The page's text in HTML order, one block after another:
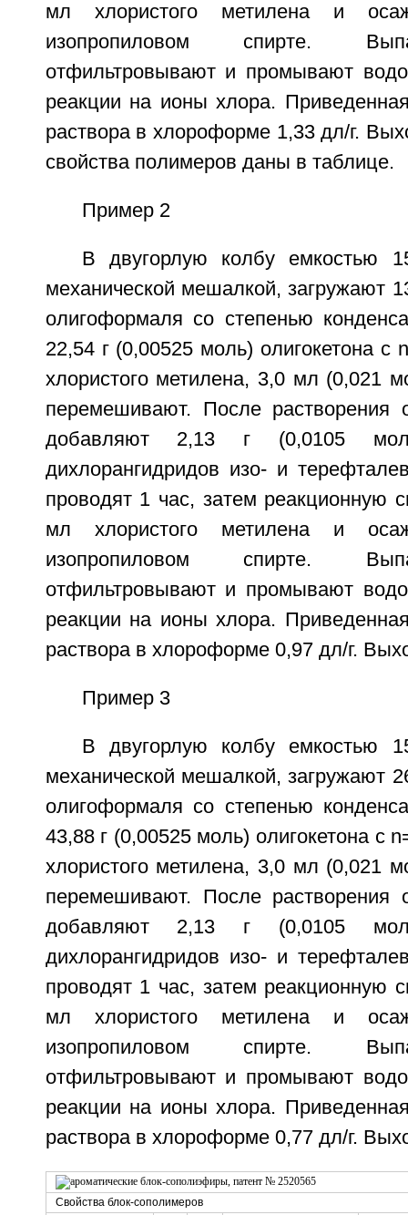
мл хлористого метилена и
изопропиловом спирте.
отфильтровывают и промывают
реакции на ионы хлора.
раствора в хлороформе 1,33 дл/г.
свойства полимеров даны в таблице.
Пример 2
В двугорлую колбу емкостью
механической мешалкой, загружают
олигоформаля со степенью
22,54 г (0,00525 моль) олигокетона
хлористого метилена, 3,0 мл (0,021
перемешивают. После растворения
добавляют 2,13 г (0,0105
дихлорангидридов изо- и
проводят 1 час, затем реакционную
мл хлористого метилена и
изопропиловом спирте.
отфильтровывают и промывают
реакции на ионы хлора.
раствора в хлороформе 0,97 дл/г.
Пример 3
В двугорлую колбу емкостью
механической мешалкой, загружают
олигоформаля со степенью
43,88 г (0,00525 моль) олигокетона с
хлористого метилена, 3,0 мл (0,021
перемешивают. После растворения
добавляют 2,13 г (0,0105
дихлорангидридов изо- и
проводят 1 час, затем реакционную
мл хлористого метилена и
изопропиловом спирте.
отфильтровывают и промывают
реакции на ионы хлора.
раствора в хлороформе 0,77 дл/г.
Свойства блок-сополимеров